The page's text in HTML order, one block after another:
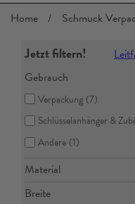
Home / Schmuck
Jetzt filtern!
Gebrauch
Verpackung (7)
Schlüsselanhänger &
Andere (1)
Material
Breite